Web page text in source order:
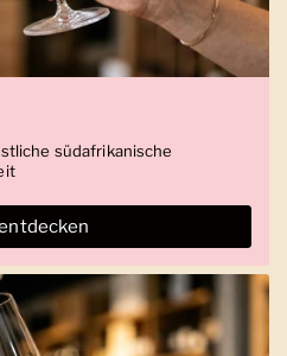
südafrikanische